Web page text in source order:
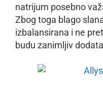
natrijum posebno
Zbog toga blago
izbalansirana i ne
budu zanimljiv